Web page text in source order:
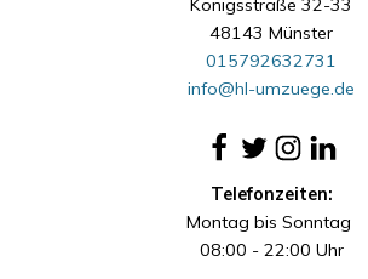
Königsstraße 32-33
48143 Münster
015792632731
info@hl-umzuege.de
Telefonzeiten:
Montag bis Sonntag
08:00 - 22:00 Uhr